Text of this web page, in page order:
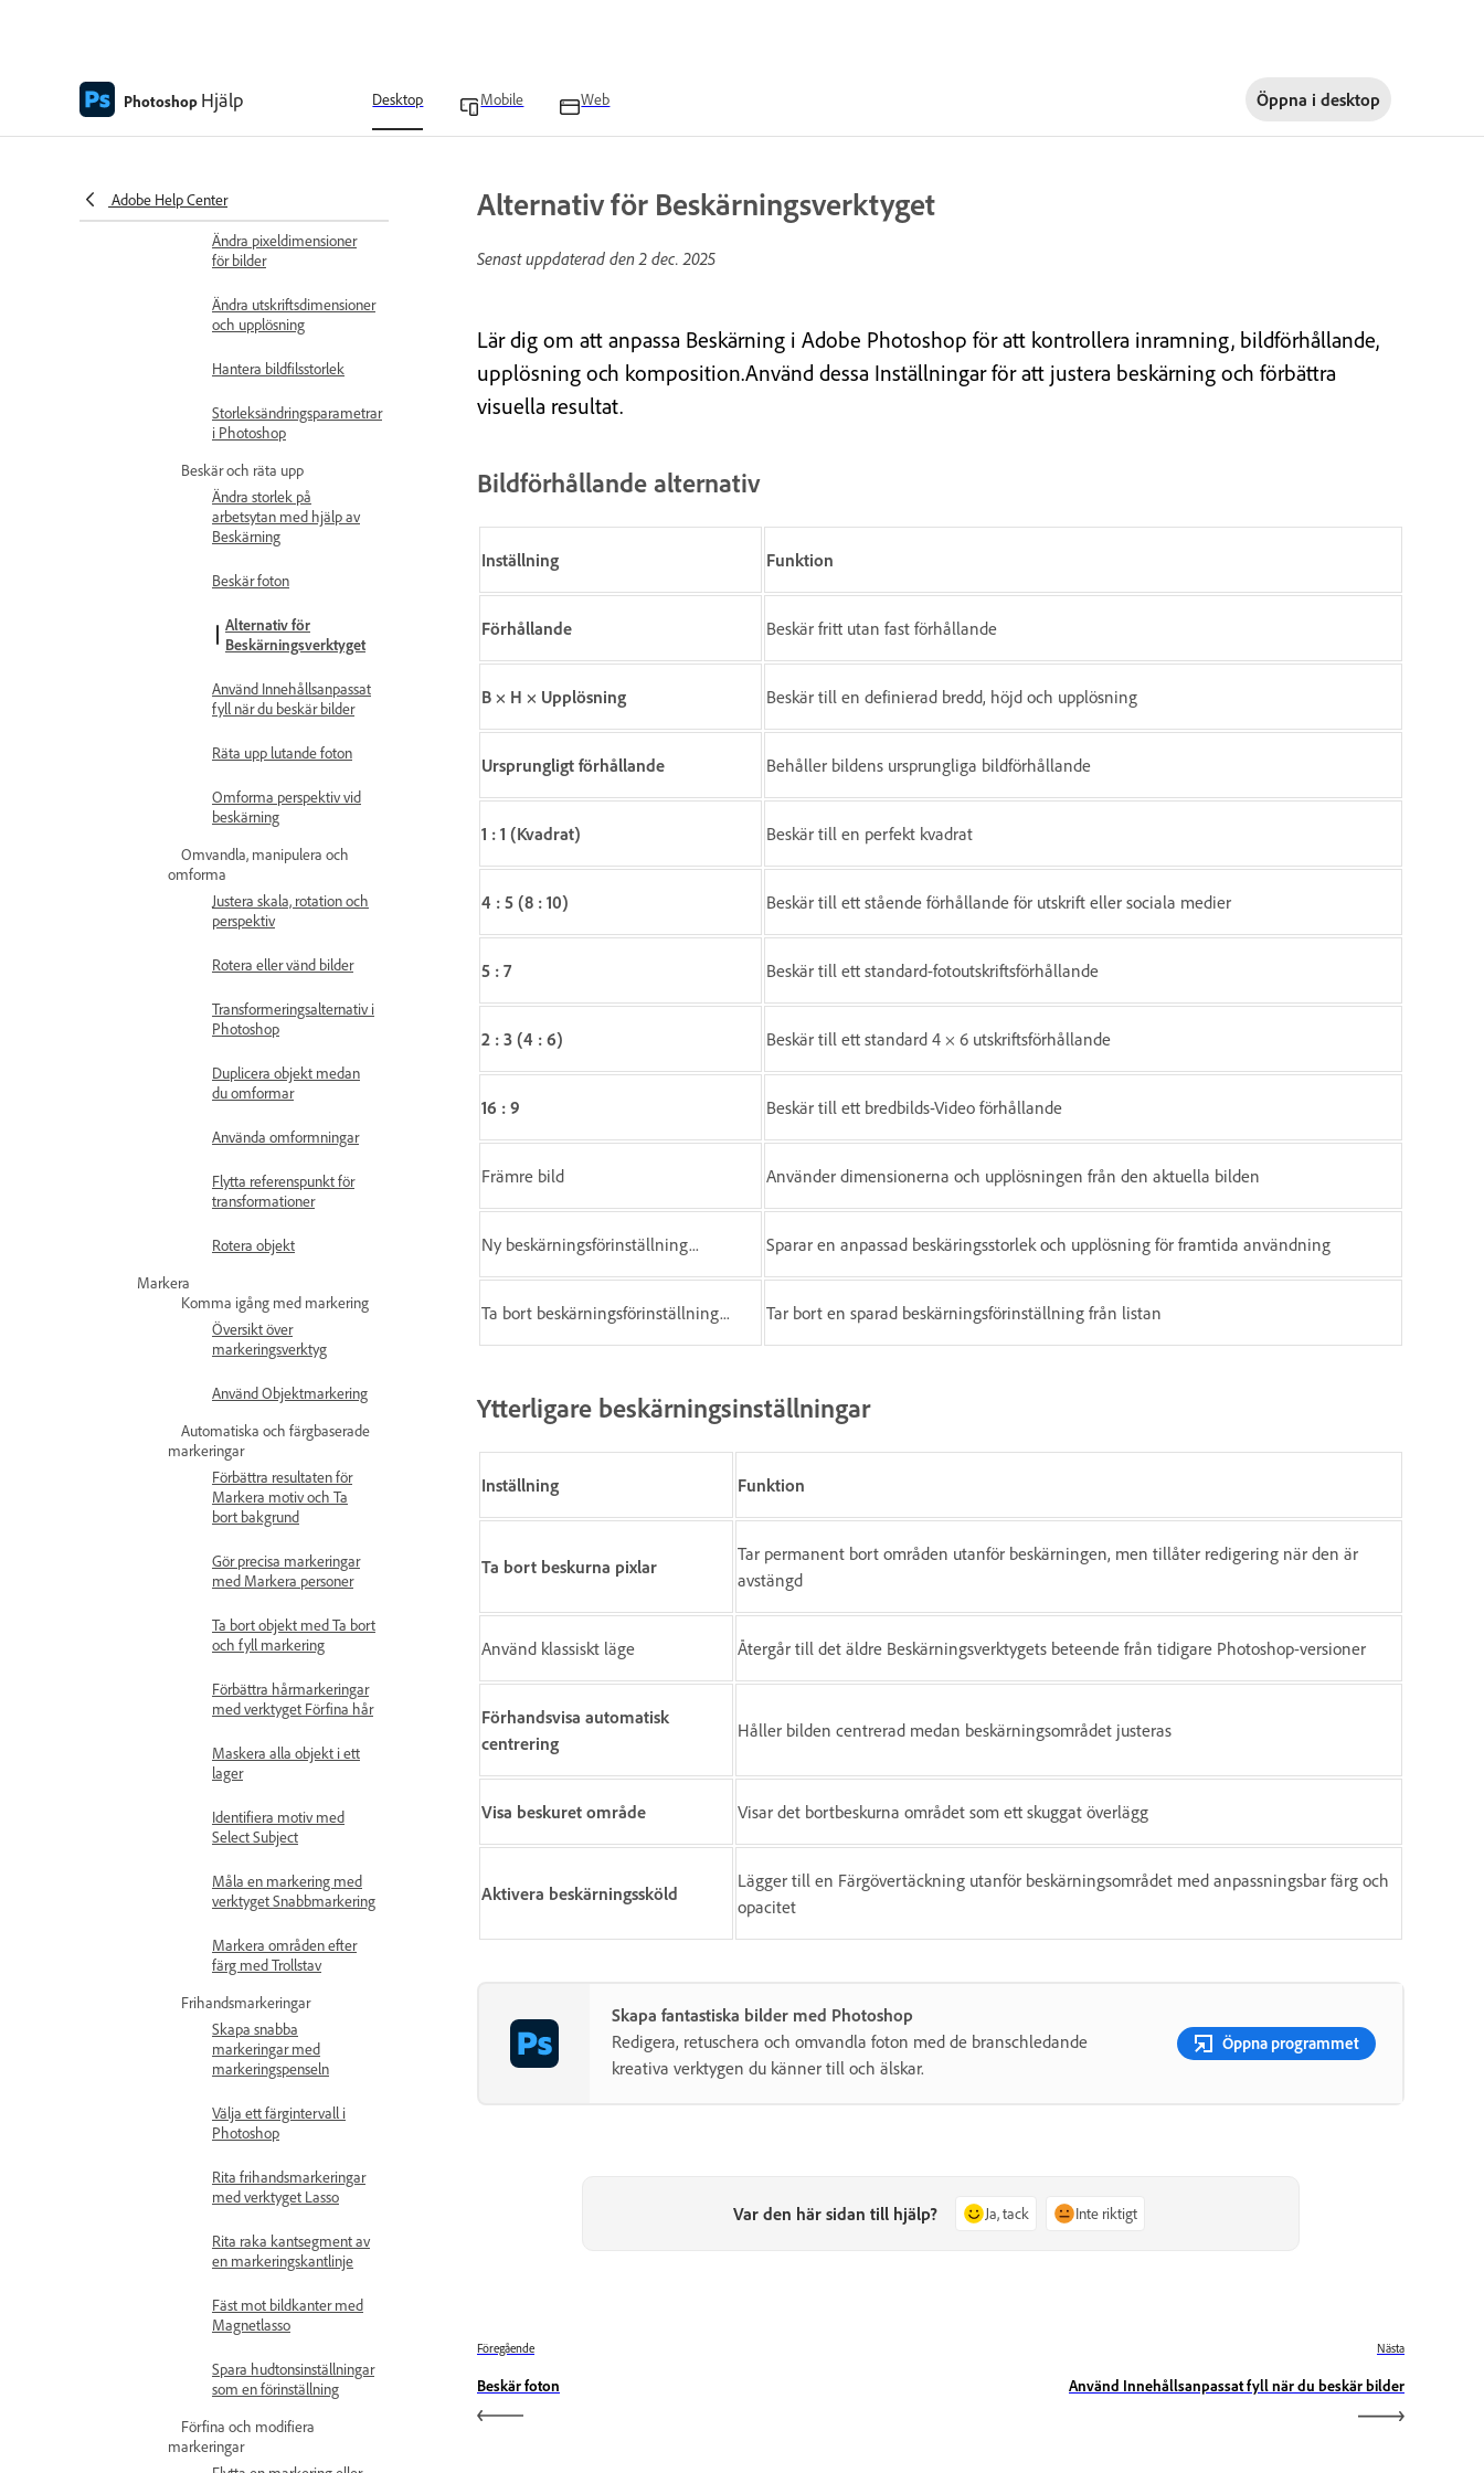
Photoshop Hjälp Desktop Mobile Web Öppna i desktop
Adobe Help Center
Ändra storlek på bilder
Photoshop
Ändra pixeldimensioner
för bilder
Ändra utskriftsdimensioner
och upplösning
Hantera bildfilsstorlek
Storleksändringsparametrar
i Photoshop
Beskär och räta upp
Ändra storlek på
arbetsytan med hjälp av
Beskärning
Beskär foton
Alternativ för
Beskärningsverktyget
Använd Innehållsanpassat
fyll när du beskär bilder
Räta upp lutande foton
Omforma perspektiv vid
beskärning
Omvandla, manipulera och
omforma
Justera skala, rotation och
perspektiv
Rotera eller vänd bilder
Transformeringsalternativ i
Photoshop
Duplicera objekt medan
du omformar
Använda omformningar
Flytta referenspunkt för
transformationer
Rotera objekt
Markera
Komma igång med markering
Översikt över
markeringsverktyg
Använd Objektmarkering
Automatiska och färgbaserade
markeringar
Förbättra resultaten för
Markera motiv och Ta
bort bakgrund
Gör precisa markeringar
med Markera personer
Ta bort objekt med Ta bort
och fyll markering
Förbättra hårmarkeringar
med verktyget Förfina hår
Maskera alla objekt i ett
lager
Identifiera motiv med
Select Subject
Måla en markering med
verktyget Snabbmarkering
Markera områden efter
färg med Trollstav
Frihandsmarkeringar
Skapa snabba
markeringar med
markeringspenseln
Välja ett färgintervall i
Photoshop
Rita frihandsmarkeringar
med verktyget Lasso
Rita raka kantsegment av
en markeringskantlinje
Fäst mot bildkanter med
Magnetlasso
Spara hudtonsinställningar
som en förinställning
Förfina och modifiera
markeringar
Alternativ för Beskärningsverktyget
Senast uppdaterad den2 dec. 2025
Lär dig om att anpassa Beskärning i Adobe Photoshop för att kontrollera inramning, bildförhållande,
upplösning och komposition.Använd dessa Inställningar för att justera beskärning och förbättra
visuella resultat.
Bildförhållande alternativ
Inställning Funktion
Förhållande Beskär fritt utan fast förhållande
B × H × Upplösning Beskär till en definierad bredd, höjd och upplösning
Ursprungligt förhållande Behåller bildens ursprungliga bildförhållande
1 : 1 (Kvadrat) Beskär till en perfekt kvadrat
4 : 5 (8 : 10) Beskär till ett stående förhållande för utskrift eller sociala medier
5 : 7 Beskär till ett standard-fotoutskriftsförhållande
2 : 3 (4 : 6) Beskär till ett standard 4 × 6 utskriftsförhållande
16 : 9 Beskär till ett bredbilds-Video förhållande
Främre bild Använder dimensionerna och upplösningen från den aktuella bilden
Ny beskärningsförinställning... Sparar en anpassad beskäringsstorlek och upplösning för framtida användning
Ta bort beskärningsförinställning... Tar bort en sparad beskärningsförinställning från listan
Ytterligare beskärningsinställningar
Inställning Funktion
Ta bort beskurna pixlar
Tar permanent bort områden utanför beskärningen, men tillåter redigering när den är
avstängd
Använd klassiskt läge Återgår till det äldre Beskärningsverktygets beteende från tidigare Photoshop-versioner
Förhandsvisa automatisk
centrering
Håller bilden centrerad medan beskärningsområdet justeras
Visa beskuret område Visar det bortbeskurna området som ett skuggat överlägg
Aktivera beskärningssköld
Lägger till en Färgövertäckning utanför beskärningsområdet med anpassningsbar färg och
opacitet
Skapa fantastiska bilder med Photoshop
Redigera, retuschera och omvandla foton med de branschledande
kreativa verktygen du känner till och älskar.
Öppna programmet
Var den här sidan till hjälp? Ja, tack Inte riktigt
Föregående
Beskär foton
Nästa
Använd Innehållsanpassat fyll när du beskär bilder